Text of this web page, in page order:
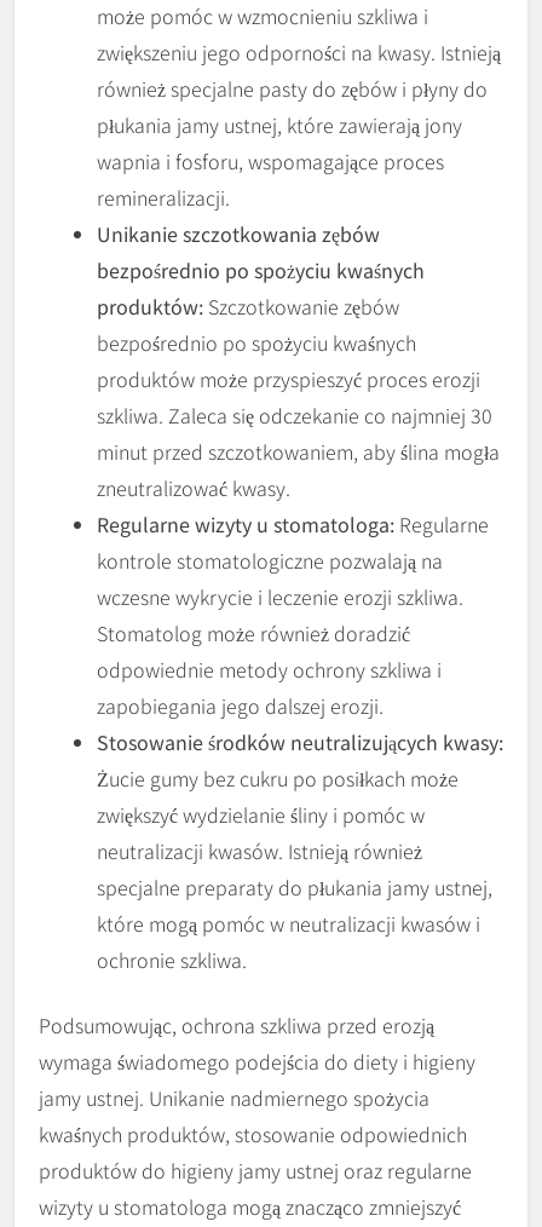
może pomóc w wzmocnieniu szkliwa i
zwiększeniu jego odporności na kwasy. Istnieją
również specjalne pasty do zębów i płyny do
płukania jamy ustnej, które zawierają jony
wapnia i fosforu, wspomagające proces
remineralizacji.
Unikanie szczotkowania zębów
bezpośrednio po spożyciu kwaśnych
produktów: Szczotkowanie zębów
bezpośrednio po spożyciu kwaśnych
produktów może przyspieszyć proces erozji
szkliwa. Zaleca się odczekanie co najmniej 30
minut przed szczotkowaniem, aby ślina mogła
zneutralizować kwasy.
Regularne wizyty u stomatologa: Regularne
kontrole stomatologiczne pozwalają na
wczesne wykrycie i leczenie erozji szkliwa.
Stomatolog może również doradzić
odpowiednie metody ochrony szkliwa i
zapobiegania jego dalszej erozji.
Stosowanie środków neutralizujących kwasy:
Żucie gumy bez cukru po posiłkach może
zwiększyć wydzielanie śliny i pomóc w
neutralizacji kwasów. Istnieją również
specjalne preparaty do płukania jamy ustnej,
które mogą pomóc w neutralizacji kwasów i
ochronie szkliwa.
Podsumowując, ochrona szkliwa przed erozją
wymaga świadomego podejścia do diety i higieny
jamy ustnej. Unikanie nadmiernego spożycia
kwaśnych produktów, stosowanie odpowiednich
produktów do higieny jamy ustnej oraz regularne
wizyty u stomatologa mogą znacząco zmniejszyć